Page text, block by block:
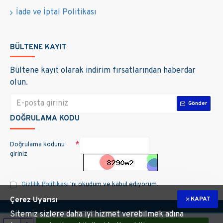
elektrik çekmenin servet değerinde olduğu tüm
kırsal alanlarda.
yapılan alanlarda veya konteyner/prefabrik yaşam
alanlarında konforlu bir hayat sürmek için.
Arıcılık ve Göçebe Yaşam Alanları:
faaliyetlerinde.
Yüksek Enerji İhtiyacı Olan Karavan ve Tekneler:
Standart sistemlerin yetersiz kaldığı lüks Tiny
House veya büyük karavan projelerinde.
Neden Güneş Dükkan?
Yılların getirdiği sektörel tecrübe ve güvenle,Güneş
Dükkan(gunesdukkan.com) olarak yenilenebilir enerji
dönüşümünüzde her zaman yanınızdayız. Satış öncesi
mühendislik hesaplamalarından, satış sonrası teknik
İade ve İptal Politikası
BÜLTENE KAYIT
Bültene kayıt olarak indirim fırsatlarından haberdar
olun.
Gönder
DOĞRULAMA KODU
Doğrulama kodunu
giriniz
Gizlilik Politikası'ni okudum ve kabul ediyorum.
KAPAT
Çerez Uyarısı
Sitemiz sizlere daha iyi hizmet verebilmek adına